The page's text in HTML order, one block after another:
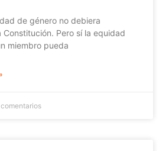
de género no debiera
Constitución. Pero sí la equidad
miembro pueda